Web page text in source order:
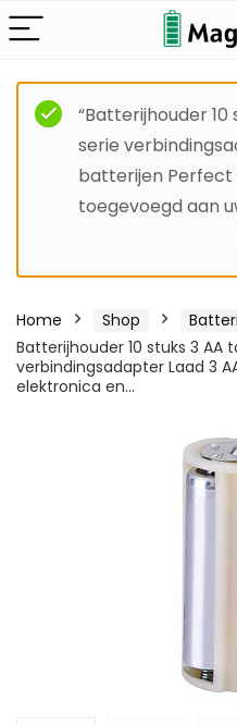
“Batterijhouder 10
serie
batterijen Perfect
toegevoegd aan
Home Shop
Batterijhouder 10 stuks 3 AA
verbindingsadapter Laad 3
elektronica en…